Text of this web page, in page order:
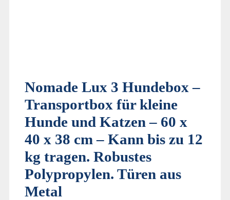
Nomade Lux 3 Hundebox –
Transportbox für kleine
Hunde und Katzen – 60 x
40 x 38 cm – Kann bis zu 12
kg tragen. Robustes
Polypropylen. Türen aus
Metal